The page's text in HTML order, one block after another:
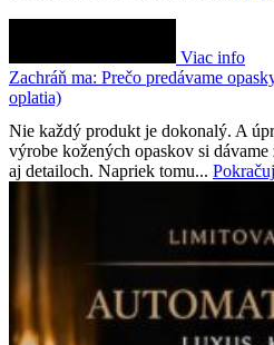
Viac info
Zachráň ma: Prečo predávame
oplatia)
Nie každý produkt je dokonalý. A
výrobe kožených opaskov si
aj detailoch. Napriek tomu...